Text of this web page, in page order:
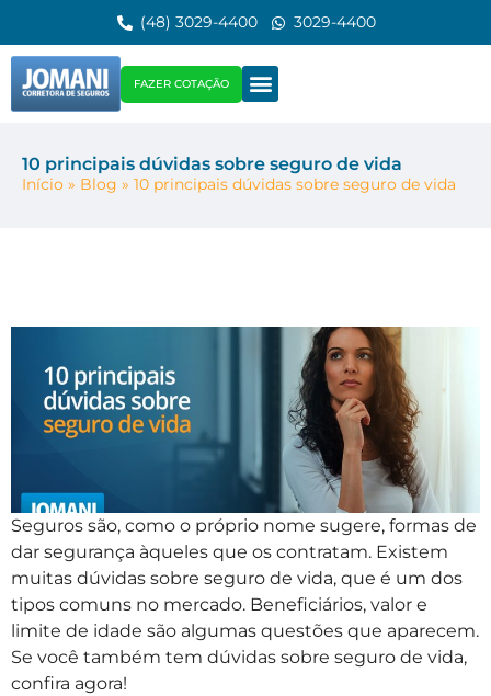
(48) 3029-4400 3029-4400
FAZER COTAÇÃO
10 principais dúvidas sobre seguro de vida
Início » Blog » 10 principais dúvidas sobre seguro de vida
Seguros são, como o próprio nome sugere, formas de
dar segurança àqueles que os contratam. Existem
muitas dúvidas sobre seguro de vida, que é um dos
tipos comuns no mercado. Beneficiários, valor e
limite de idade são algumas questões que aparecem.
Se você também tem dúvidas sobre seguro de vida,
confira agora!